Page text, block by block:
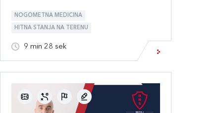
NOGOMETNA MEDICINA
HITNA STANJA NA TERENU
9 min 28 sek